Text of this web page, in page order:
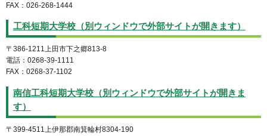
FAX：026-268-1444
工科短期大学校（別ウィンドウで外部サイトが開きます）
〒386-1211上田市下之郷813-8
電話：0268-39-1111
FAX：0268-37-1102
南信工科短期大学校（別ウィンドウで外部サイトが開きま
す）
〒399-4511上伊那郡南箕輪村8304-190